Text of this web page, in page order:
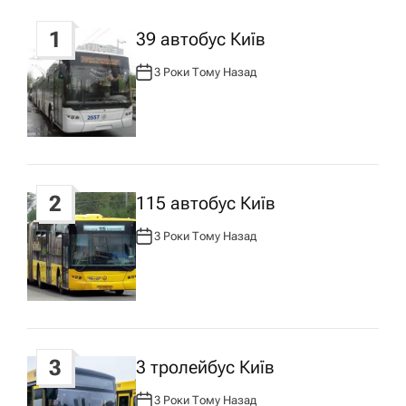
а
ц
і
я
з
а
п
и
1 39 автобус Київ
А
В
Т
О
Р
:
3 Роки Тому Назад
2 115 автобус Київ
А
Т
О
Р
:
3 Роки Тому Назад
3 3 тролейбус Київ
3 Роки Тому Назад